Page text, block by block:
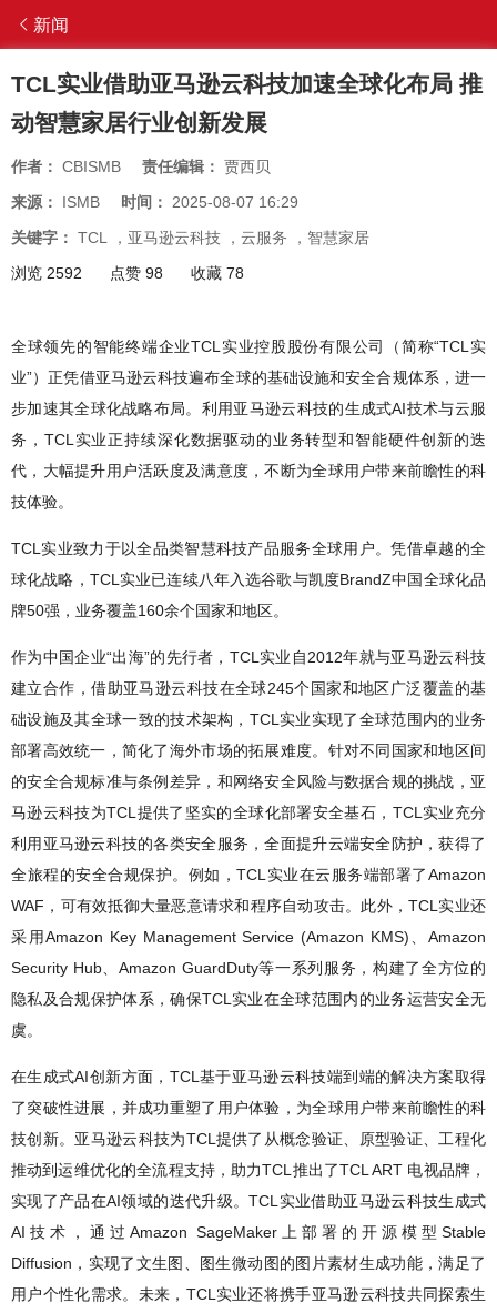
新闻
TCL实业借助亚马逊云科技加速全球化布局 推
动智慧家居行业创新发展
作者： CBISMB 责任编辑： 贾西贝
来源： ISMB 时间： 2025-08-07 16:29
关键字： TCL ， 亚马逊云科技 ， 云服务 ， 智慧家居
浏览 2592
点赞 98 收藏 78
全球领先的智能终端企业TCL实业控股股份有限公司（简称“TCL实
业”）正凭借亚马逊云科技遍布全球的基础设施和安全合规体系，进一
步加速其全球化战略布局。利用亚马逊云科技的生成式AI技术与云服
务，TCL实业正持续深化数据驱动的业务转型和智能硬件创新的迭
代，大幅提升用户活跃度及满意度，不断为全球用户带来前瞻性的科
技体验。
TCL实业致力于以全品类智慧科技产品服务全球用户。凭借卓越的全
球化战略，TCL实业已连续八年入选谷歌与凯度BrandZ中国全球化品
牌50强，业务覆盖160余个国家和地区。
作为中国企业“出海”的先行者，TCL实业自2012年就与亚马逊云科技
建立合作，借助亚马逊云科技在全球245个国家和地区广泛覆盖的基
础设施及其全球一致的技术架构，TCL实业实现了全球范围内的业务
部署高效统一，简化了海外市场的拓展难度。针对不同国家和地区间
的安全合规标准与条例差异，和网络安全风险与数据合规的挑战，亚
马逊云科技为TCL提供了坚实的全球化部署安全基石，TCL实业充分
利用亚马逊云科技的各类安全服务，全面提升云端安全防护，获得了
全旅程的安全合规保护。例如，TCL实业在云服务端部署了Amazon
WAF，可有效抵御大量恶意请求和程序自动攻击。此外，TCL实业还
采用Amazon Key Management Service (Amazon KMS)、Amazon
Security Hub、Amazon GuardDuty等一系列服务，构建了全方位的
隐私及合规保护体系，确保TCL实业在全球范围内的业务运营安全无
虞。
在生成式AI创新方面，TCL基于亚马逊云科技端到端的解决方案取得
了突破性进展，并成功重塑了用户体验，为全球用户带来前瞻性的科
技创新。亚马逊云科技为TCL提供了从概念验证、原型验证、工程化
推动到运维优化的全流程支持，助力TCL推出了TCL ART 电视品牌，
实现了产品在AI领域的迭代升级。TCL实业借助亚马逊云科技生成式
AI技术，通过Amazon SageMaker上部署的开源模型Stable
Diffusion，实现了文生图、图生微动图的图片素材生成功能，满足了
用户个性化需求。未来，TCL实业还将携手亚马逊云科技共同探索生